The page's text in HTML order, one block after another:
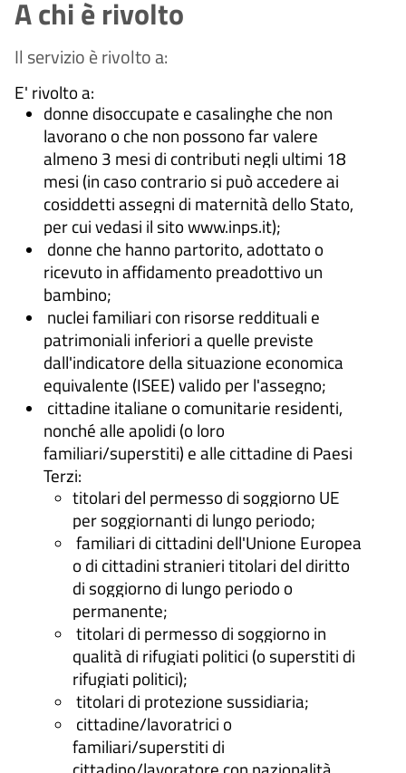
A chi è rivolto
Il servizio è rivolto a:
E' rivolto a:
donne disoccupate e casalinghe che non
lavorano o che non possono far valere
almeno 3 mesi di contributi negli ultimi 18
mesi (in caso contrario si può accedere ai
cosiddetti assegni di maternità dello Stato,
per cui vedasi il sito www.inps.it);
donne che hanno partorito, adottato o
ricevuto in affidamento preadottivo un
bambino;
nuclei familiari con risorse reddituali e
patrimoniali inferiori a quelle previste
dall'indicatore della situazione economica
equivalente (ISEE) valido per l'assegno;
cittadine italiane o comunitarie residenti,
nonché alle apolidi (o loro
familiari/superstiti) e alle cittadine di Paesi
Terzi:
titolari del permesso di soggiorno UE
per soggiornanti di lungo periodo;
familiari di cittadini dell'Unione Europea
o di cittadini stranieri titolari del diritto
di soggiorno di lungo periodo o
permanente;
titolari di permesso di soggiorno in
qualità di rifugiati politici (o superstiti di
rifugiati politici);
titolari di protezione sussidiaria;
cittadine/lavoratrici o
familiari/superstiti di